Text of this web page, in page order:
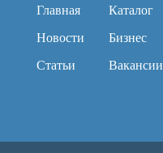
Главная
Новости
Статьи
Каталог
Бизнес
Вакансии